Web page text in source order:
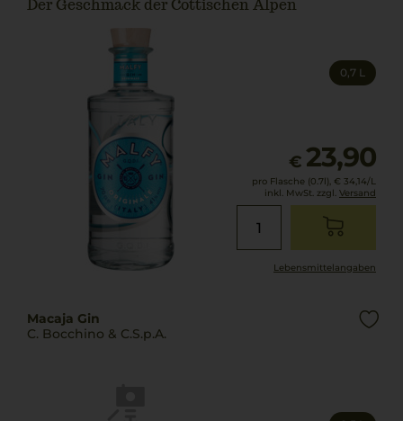
Der Geschmack der Cottischen Alpen
0,7 L
€ 23,90
pro Flasche (0.7l), € 34,14/L
inkl. MwSt. zzgl. Versand
Lebensmittel­angaben
Macaja Gin
C. Bocchino & C.S.p.A.